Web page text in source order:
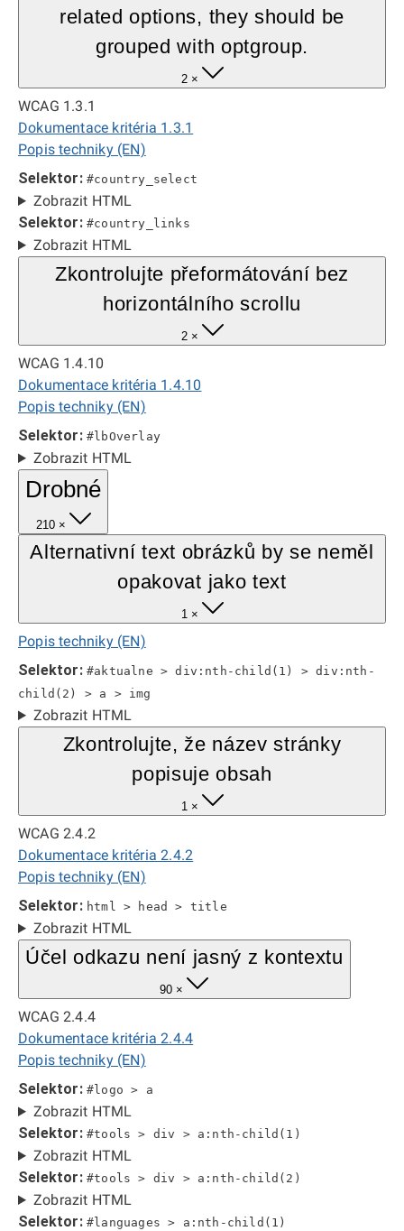
related options, they should be
grouped with optgroup.
2 ×
WCAG 1.3.1
Dokumentace kritéria 1.3.1
Popis techniky (EN)
Selektor: #country_select
Zobrazit HTML
Selektor: #country_links
Zobrazit HTML
Zkontrolujte přeformátování bez
horizontálního scrollu
2 ×
WCAG 1.4.10
Dokumentace kritéria 1.4.10
Popis techniky (EN)
Selektor: #lbOverlay
Zobrazit HTML
Drobné
210 ×
Alternativní text obrázků by se neměl
opakovat jako text
1 ×
Popis techniky (EN)
Selektor: #aktualne > div:nth-child(1) > div:nth-
child(2) > a > img
Zobrazit HTML
Zkontrolujte, že název stránky
popisuje obsah
1 ×
WCAG 2.4.2
Dokumentace kritéria 2.4.2
Popis techniky (EN)
Selektor: html > head > title
Zobrazit HTML
Účel odkazu není jasný z kontextu
90 ×
WCAG 2.4.4
Dokumentace kritéria 2.4.4
Popis techniky (EN)
Selektor: #logo > a
Zobrazit HTML
Selektor: #tools > div > a:nth-child(1)
Zobrazit HTML
Selektor: #tools > div > a:nth-child(2)
Zobrazit HTML
Selektor: #languages > a:nth-child(1)